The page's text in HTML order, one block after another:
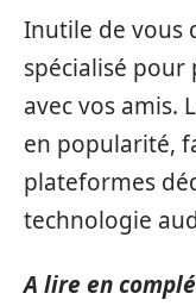
Inutile de vous
spécialisé pour
avec vos amis.
en popularité,
plateformes
technologie
A lire en